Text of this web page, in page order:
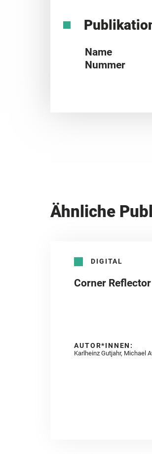
Name
Nummer
Ähnliche
DIGITAL
Corner
AUTOR*INNEN:
Karlheinz Gutjahr, Michael